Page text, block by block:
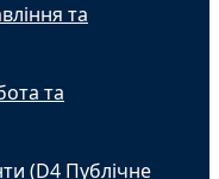
та
та
(D4 Публічне